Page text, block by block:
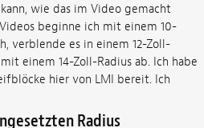
wie das im Video gemacht
beginne ich mit einem 10-
verblende es in einem 12-Zoll-
einem 14-Zoll-Radius ab. Ich habe
hier von LMI bereit. Ich
Radius